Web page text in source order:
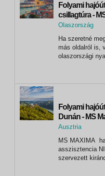
Folyami
csillagtúra -
Olaszország
Ha szeretné
más oldalról is,
olaszországi
járja be a
és Burano
Folyami
Dunán - MS
Ausztria
Melk
MS MAXIMA
asszisztencia
szervezett